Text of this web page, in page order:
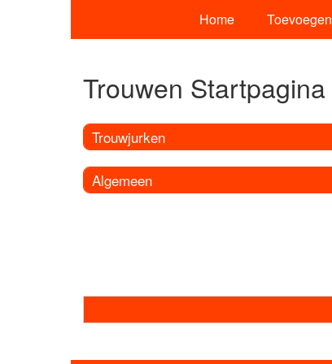
Home Toevoegen
Trouwen Startpagina
Trouwjurken
Algemeen